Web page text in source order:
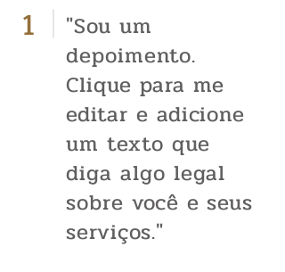
"Sou um
depoimento.
Clique para me
editar e adicione
um texto que
diga algo legal
sobre você e seus
serviços."
1